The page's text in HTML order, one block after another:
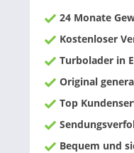
24 Monate
Kostenloser
Turbolader in
Original
Top
Bequem und